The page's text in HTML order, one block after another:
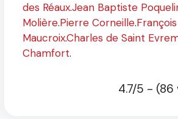
des Réaux.Jean Baptiste
Molière.Pierre Corneille.François
Maucroix.Charles de Saint
Chamfort.
4.7/5 -